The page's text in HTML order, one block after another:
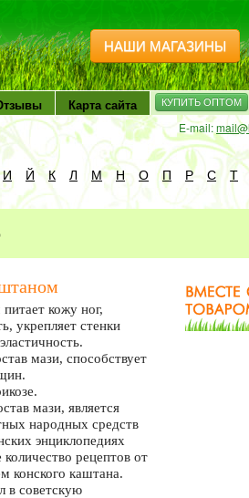
НАШИ МАГАЗИНЫ
Карта сайта КУПИТЬ ОПТОМ
E-mail:
И Й К Л М Н О П Р С Т
кожу ног,
укрепляет стенки
мази, способствует
мази, является
народных средств
энциклопедиях
рецептов от
конского каштана.
в советскую